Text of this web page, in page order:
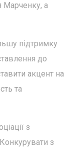
Марченку, а
підтримку
до
акцент на
та
з
з